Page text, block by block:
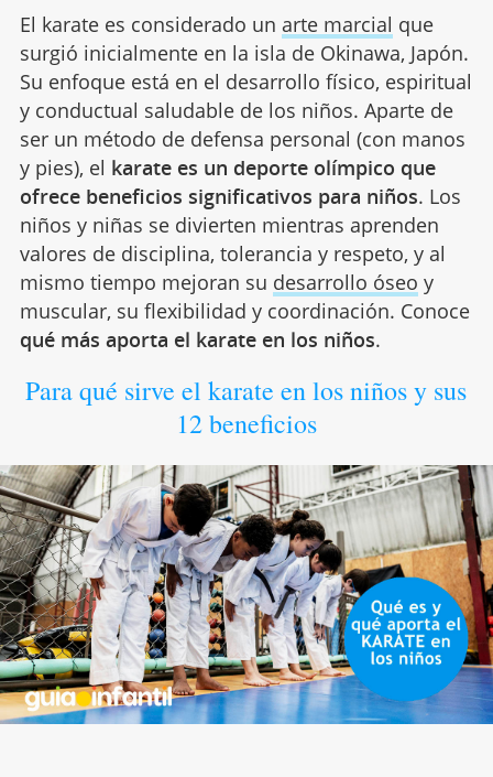
El karate es considerado un arte marcial que
surgió inicialmente en la isla de Okinawa, Japón.
Su enfoque está en el desarrollo físico, espiritual
y conductual saludable de los niños. Aparte de
ser un método de defensa personal (con manos
y pies), el karate es un deporte olímpico que
ofrece beneficios significativos para niños. Los
niños y niñas se divierten mientras aprenden
valores de disciplina, tolerancia y respeto, y al
mismo tiempo mejoran su desarrollo óseo y
muscular, su flexibilidad y coordinación. Conoce
qué más aporta el karate en los niños.
Para qué sirve el karate en los niños y sus
12 beneficios